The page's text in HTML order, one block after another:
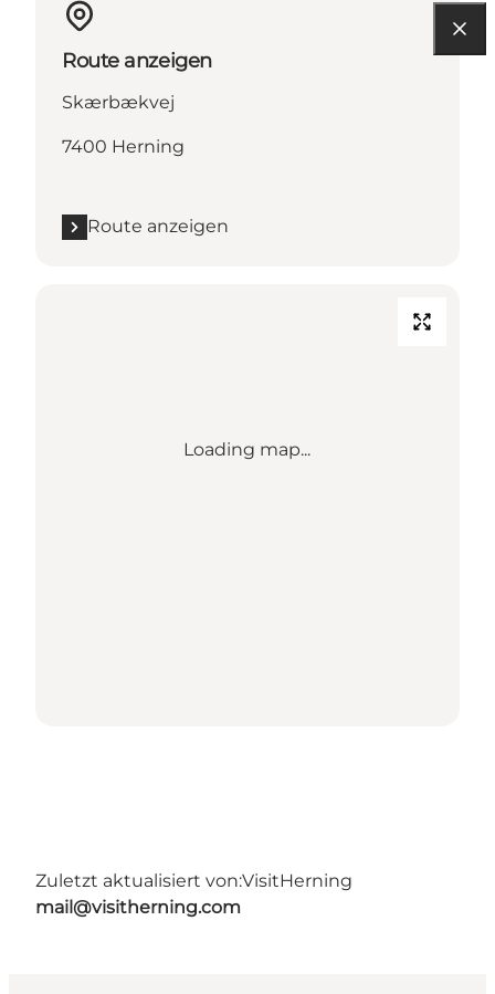
Route anzeigen
Skærbækvej
7400 Herning
Route anzeigen
Loading map...
Zuletzt aktualisiert von:VisitHerning
mail@visitherning.com